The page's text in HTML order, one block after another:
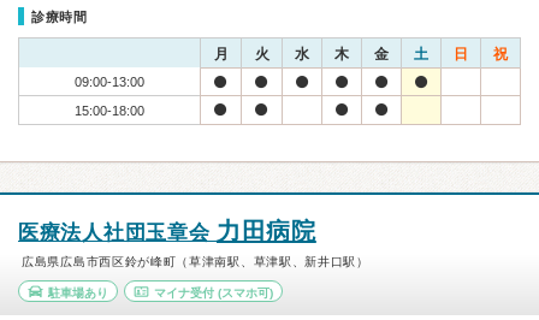
診療時間
月 火 水 木 金 土 日 祝
09:00-13:00
15:00-18:00
医療法人社団玉章会 力田病院
広島県広島市西区鈴が峰町（草津南駅、草津駅、新井口駅）
駐車場あり マイナ受付(スマホ可)